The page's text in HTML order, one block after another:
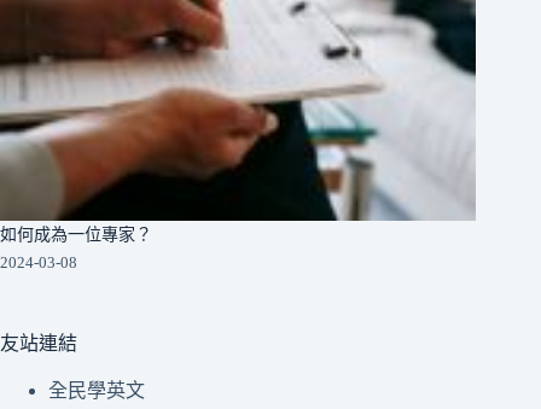
如何成為一位專家？
2024-03-08
友站連結
全民學英文